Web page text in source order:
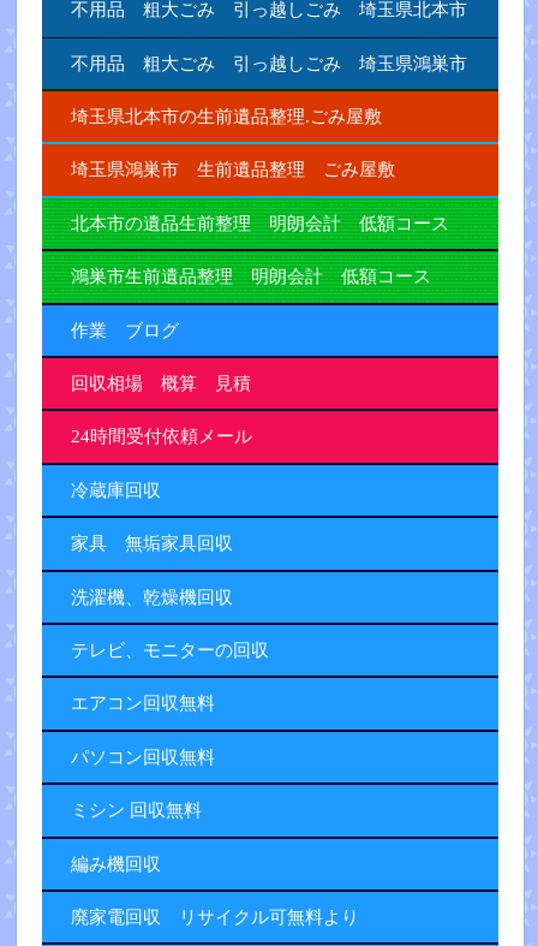
不用品 粗大ごみ 引っ越しごみ 埼玉県北本市
不用品 粗大ごみ 引っ越しごみ 埼玉県鴻巣市
埼玉県北本市の生前遺品整理.ごみ屋敷
埼玉県鴻巣市 生前遺品整理 ごみ屋敷
北本市の遺品生前整理 明朗会計 低額コース
鴻巣市生前遺品整理 明朗会計 低額コース
作業 ブログ
回収相場 概算 見積
24時間受付依頼メール
冷蔵庫回収
家具 無垢家具回収
洗濯機、乾燥機回収
テレビ、モニターの回収
エアコン回収無料
パソコン回収無料
ミシン 回収無料
編み機回収
廃家電回収 リサイクル可無料より